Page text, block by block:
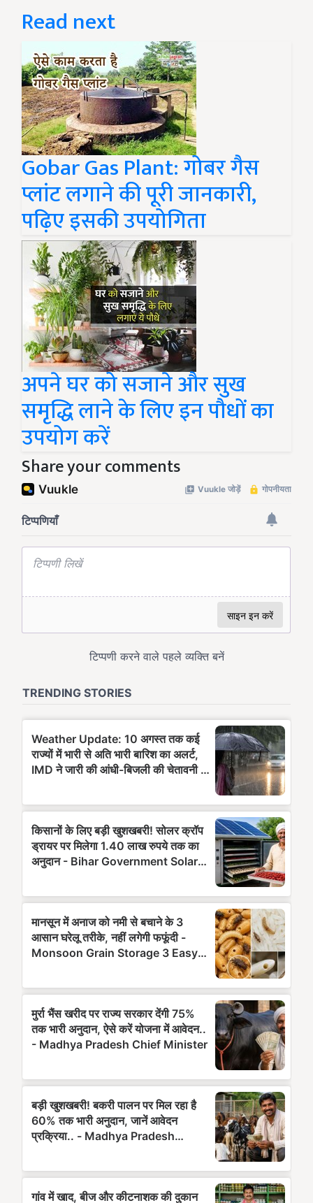
Read next
Gobar Gas Plant: गोबर गैस
प्लांट लगाने की पूरी जानकारी,
पढ़िए इसकी उपयोगिता
अपने घर को सजाने और सुख
समृद्धि लाने के लिए इन पौधों का
उपयोग करें
Share your comments